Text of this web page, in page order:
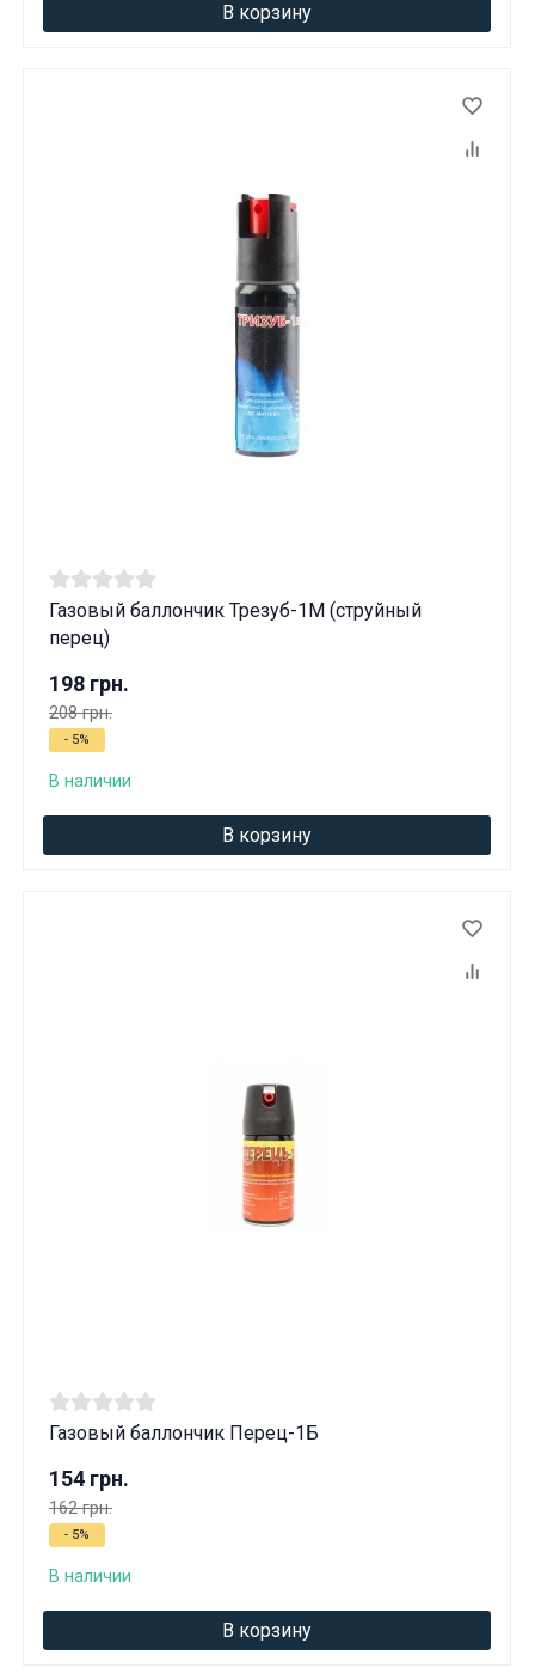
В корзину
Газовый баллончик Трезуб-1М (струйный
перец)
198 грн.
208 грн.
- 5%
В наличии
В корзину
Газовый баллончик Перец-1Б
154 грн.
162 грн.
- 5%
В наличии
В корзину